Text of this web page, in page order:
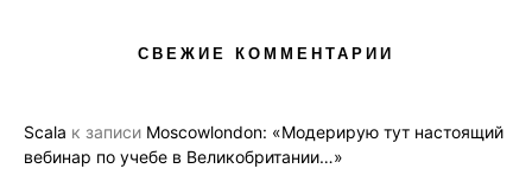
СВЕЖИЕ КОММЕНТАРИИ
Scala к записи Moscowlondon: «Модерирую тут настоящий
вебинар по учебе в Великобритании…»